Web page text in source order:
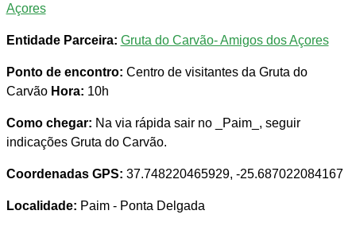
Açores
Entidade Parceira: Gruta do Carvão- Amigos dos Açores
Ponto de encontro: Centro de visitantes da Gruta do
Carvão Hora: 10h
Como chegar: Na via rápida sair no _Paim_, seguir
indicações Gruta do Carvão.
Coordenadas GPS: 37.748220465929, -25.687022084167
Localidade: Paim - Ponta Delgada